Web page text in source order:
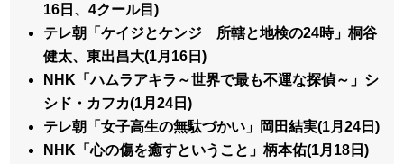
16日、4クール目)
テレ朝「ケイジとケンジ 所轄と地検の24時」桐谷
健太、東出昌大(1月16日)
NHK「ハムラアキラ～世界で最も不運な探偵～」シ
シド・カフカ(1月24日)
テレ朝「女子高生の無駄づかい」岡田結実(1月24日)
NHK「心の傷を癒すということ」柄本佑(1月18日)